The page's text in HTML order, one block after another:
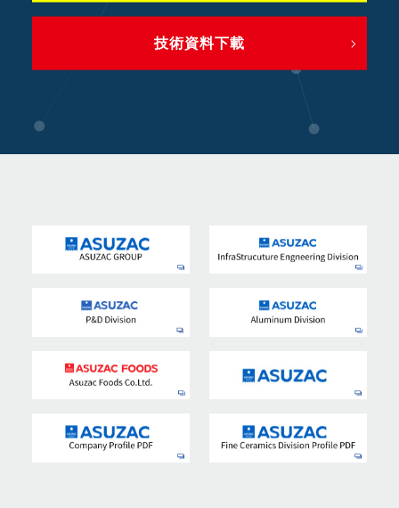
技術資料下載